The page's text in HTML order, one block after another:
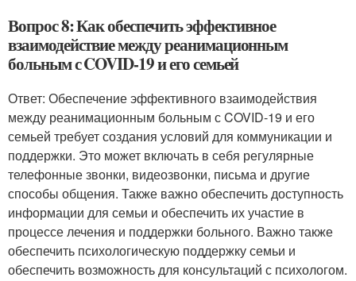
Вопрос 8: Как обеспечить эффективное
взаимодействие между реанимационным
больным с COVID-19 и его семьей
Ответ: Обеспечение эффективного взаимодействия
между реанимационным больным с COVID-19 и его
семьей требует создания условий для коммуникации и
поддержки. Это может включать в себя регулярные
телефонные звонки, видеозвонки, письма и другие
способы общения. Также важно обеспечить доступность
информации для семьи и обеспечить их участие в
процессе лечения и поддержки больного. Важно также
обеспечить психологическую поддержку семьи и
обеспечить возможность для консультаций с психологом.